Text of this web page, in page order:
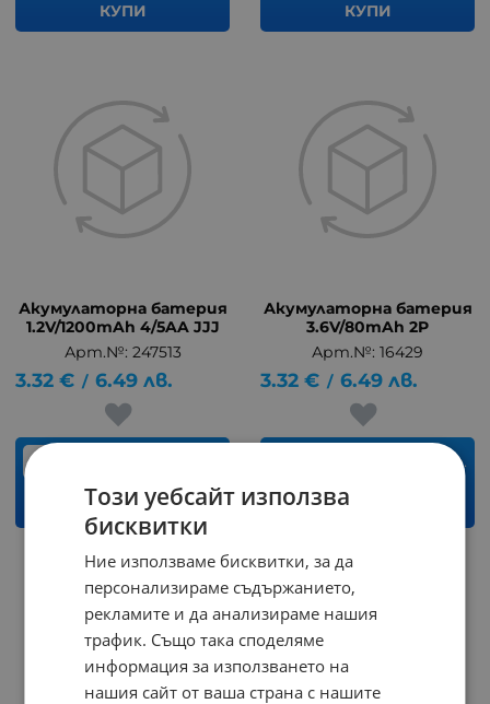
КУПИ КУПИ
Акумулаторна батерия
1.2V/1200mAh 4/5AA JJJ
Арт.№: 247513
3.32 € / 6.49 лв.
КУПИ
Акумулаторна батерия
3.6V/80mAh 2P
Арт.№: 16429
3.32 € / 6.49 лв.
бр.
КУПИ
На страница по:
Този уебсайт използва
бисквитки
Ние използваме бисквитки, за да
персонализираме съдържанието,
рекламите и да анализираме нашия
трафик. Също така споделяме
информация за използването на
нашия сайт от ваша страна с нашите